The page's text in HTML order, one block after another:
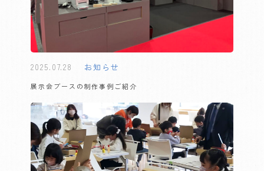
2025.07.28 お知らせ
展示会ブースの制作事例ご紹介